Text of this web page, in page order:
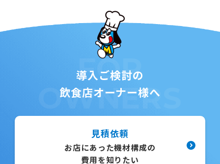
導入ご検討の
飲食店オーナー様へ
FOR
OWNERS
見積依頼
お店にあった機材構成の
費用を知りたい